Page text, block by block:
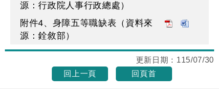
源：行政院人事行政總處）
附件4、身障五等職缺表（資料來
源：銓敘部）
更新日期： 115/07/30
回上一頁
回頁首